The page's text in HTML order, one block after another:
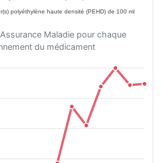
polyéthylène haute densité (PEHD) de 100 ml
Maladie pour chaque
du médicament